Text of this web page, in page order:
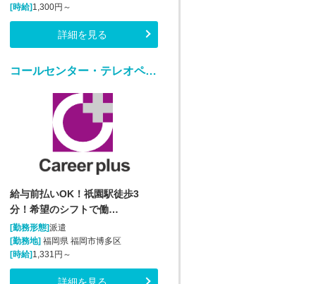
[時給] 1,300円～
詳細を見る
コールセンター・テレオペ（受信）(通販受注コールセンターオペレーター)
給与前払いOK！祇園駅徒歩3
分！希望のシフトで働…
[勤務形態]派遣
[勤務地] 福岡県 福岡市博多区
[時給] 1,331円～